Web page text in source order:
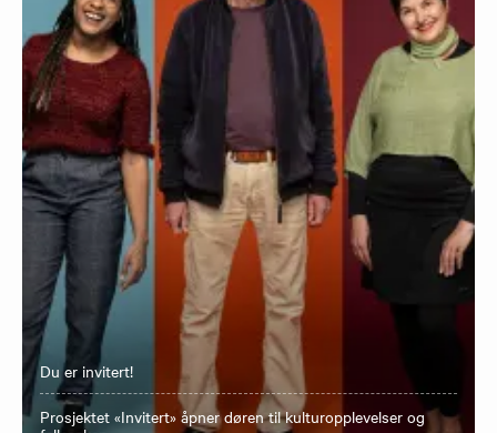
Du er invitert!
Prosjektet «Invitert» åpner døren til kulturopplevelser og